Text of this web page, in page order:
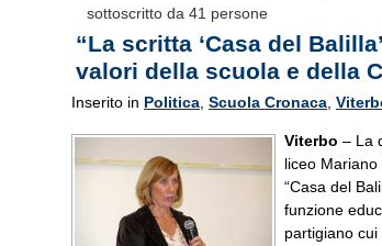
sottoscritto da 41 persone
“La scritta ‘Casa del
valori della scuola e della
Inserito in Politica, Scuola Cronaca,
Viterbo – La
liceo
“Casa del
funzione
partigiano